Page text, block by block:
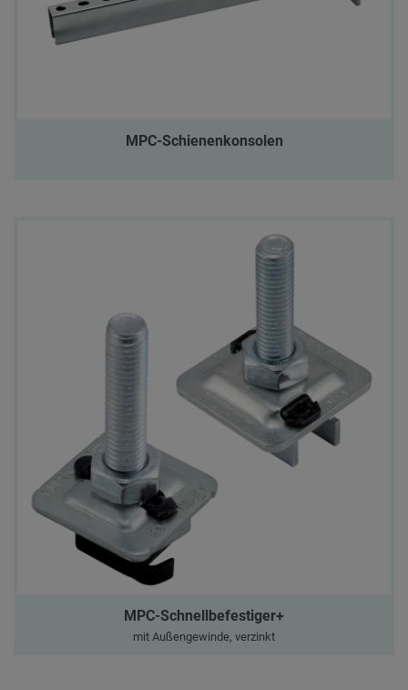
MPC-Schienenkonsolen
MPC-Schnellbefestiger+
mit Außengewinde, verzinkt